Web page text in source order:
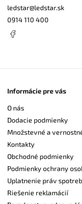
ledstar@ledstar.sk
0914 110 400
Informácie pre vás
O nás
Dodacie podmienky
Množstevné a
Kontakty
Obchodné podmienky
Podmienky ochrany
Uplatnenie práv
Riešenie reklamácií